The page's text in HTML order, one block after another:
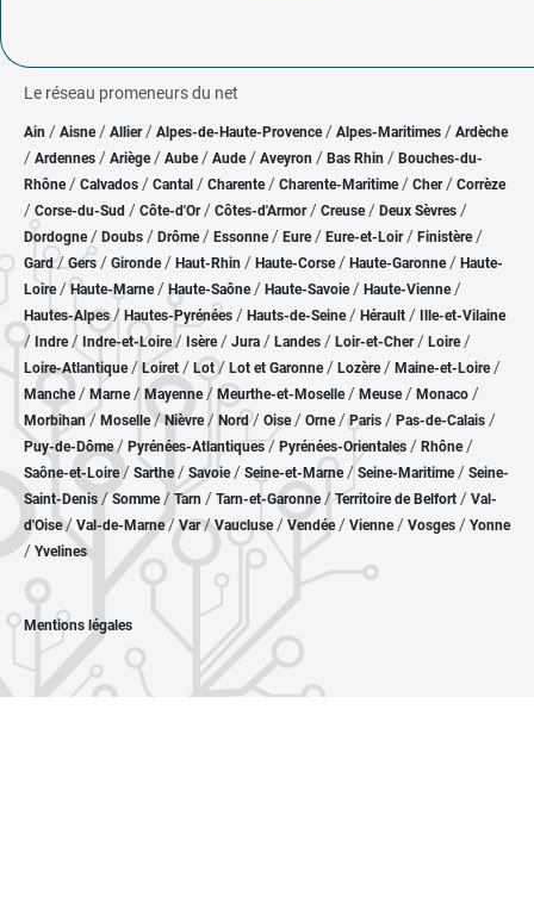
Le réseau promeneurs du net
Ain / Aisne/ Allier/ Alpes-de-Haute-Provence / Alpes-Maritimes / Ardèche
/ Ardennes / Ariège/ Aube/ Aude / Aveyron / Bas Rhin / Bouches-du-
Rhône/ Calvados / Cantal / Charente / Charente-Maritime/ Cher / Corrèze
/ Corse-du-Sud / Côte-d'Or / Côtes-d'Armor/ Creuse/ Deux Sèvres /
Dordogne/ Doubs / Drôme/ Essonne / Eure/ Eure-et-Loir / Finistère/
Gard/Gers / Gironde/ Haut-Rhin / Haute-Corse/ Haute-Garonne/ Haute-
Loire/Haute-Marne/ Haute-Saône/ Haute-Savoie/ Haute-Vienne/
Hautes-Alpes/ Hautes-Pyrénées / Hauts-de-Seine/ Hérault / Ille-et-Vilaine
/ Indre/ Indre-et-Loire/ Isère/ Jura / Landes / Loir-et-Cher/ Loire/
Loire-Atlantique/ Loiret / Lot/ Lot et Garonne/ Lozère / Maine-et-Loire/
Manche/ Marne/ Mayenne/ Meurthe-et-Moselle/ Meuse/ Monaco /
Morbihan/ Moselle/ Nièvre / Nord/ Oise / Orne/Paris / Pas-de-Calais /
Puy-de-Dôme/ Pyrénées-Atlantiques / Pyrénées-Orientales / Rhône/
Saône-et-Loire/ Sarthe/ Savoie/ Seine-et-Marne/ Seine-Maritime/ Seine-
Saint-Denis /Somme/ Tarn / Tarn-et-Garonne/Territoire de Belfort / Val-
d'Oise/ Val-de-Marne/Var/Vaucluse/ Vendée/ Vienne/ Vosges / Yonne
/ Yvelines
Mentions légales